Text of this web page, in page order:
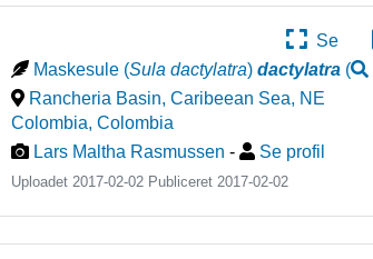
Se
Maskesule (Sula dactylatra)dactylatra (
Rancheria Basin, Caribeean Sea, NE
Colombia,Colombia
Lars Maltha Rasmussen - Se profil
Uploadet 2017-02-02 Publiceret2017-02-02